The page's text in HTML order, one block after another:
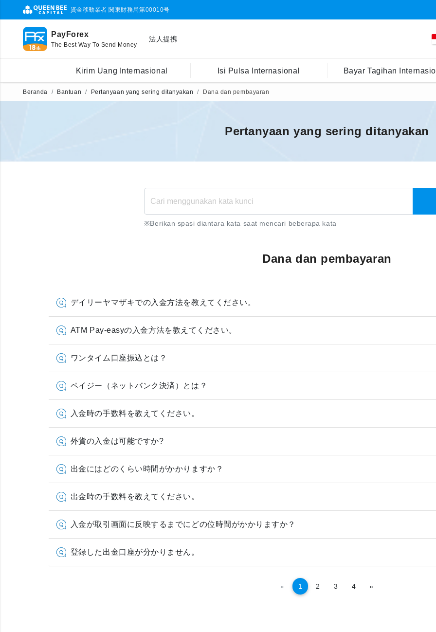
資金移動業者 関東財務局第00010号
PayForex
The Best Way To Send Money
法人提携
Kirim Uang Internasional Isi Pulsa Internasional Bayar Tagihan
Beranda Bantuan Pertanyaan yang sering ditanyakan Dana dan pembayaran
Pertanyaan yang sering ditanyakan
※Berikan spasi diantara kata saat mencari beberapa kata
Dana dan pembayaran
デイリーヤマザキでの入金方法を教えてください。
ATM Pay-easyの入金方法を教えてください。
ワンタイム口座振込とは？
ペイジー（ネットバンク決済）とは？
入金時の手数料を教えてください。
外貨の入金は可能ですか?
出金にはどのくらい時間がかかりますか？
出金時の手数料を教えてください。
入金が取引画面に反映するまでにどの位時間がかかりますか？
登録した出金口座が分かりません。
« Kembali
1 2 3 4 »Selanjutnya